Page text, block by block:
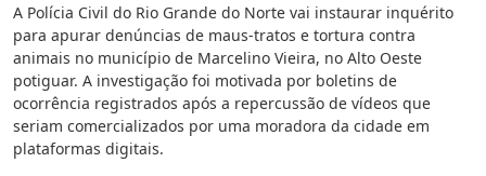
A Polícia Civil do Rio Grande do Norte vai instaurar inquérito
para apurar denúncias de maus-tratos e tortura contra
animais no município de Marcelino Vieira, no Alto Oeste
potiguar. A investigação foi motivada por boletins de
ocorrência registrados após a repercussão de vídeos que
seriam comercializados por uma moradora da cidade em
plataformas digitais.